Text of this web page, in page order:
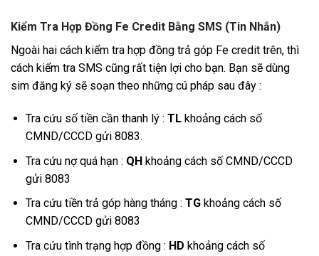
Kiểm Tra Hợp Đồng Fe Credit Bằng SMS (Tin Nhắn)
Ngoài hai cách kiểm tra hợp đồng trả góp Fe credit trên, thì
cách kiểm tra SMS cũng rất tiện lợi cho bạn. Bạn sẽ dùng
sim đăng ký sẽ soạn theo những cú pháp sau đây :
Tra cứu số tiền cần thanh lý : TLkhoảng cách số
CMND/CCCD gửi 8083.
Tra cứu nợ quá hạn : QHkhoảng cách số CMND/CCCD
gửi 8083
Tra cứu tiền trả góp hàng tháng : TGkhoảng cách số
CMND/CCCD gửi 8083
Tra cứu tình trạng hợp đồng : HD khoảng cách số